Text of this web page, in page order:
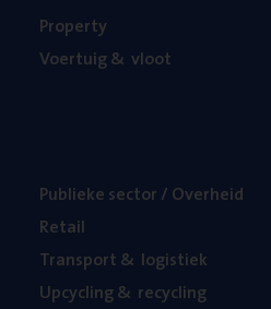
Pro­per­ty
Voer­tuig& vloot
Publie­ke sec­tor / Overheid
Retail
Trans­port& logistiek
Upcy­cling& recycling